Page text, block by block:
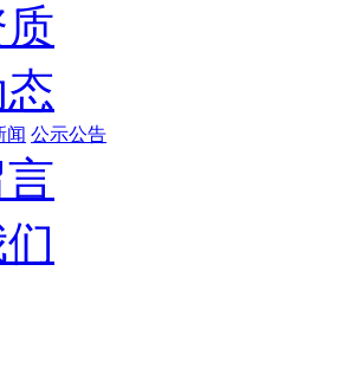
闻 公示公告